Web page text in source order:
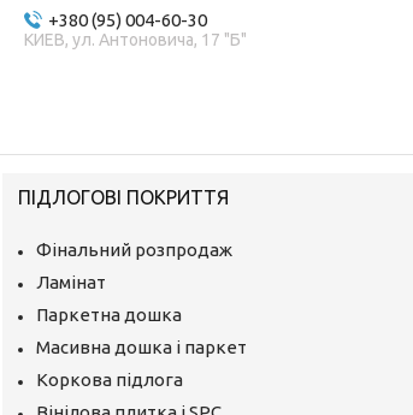
+380 (95) 004-60-30
КИЕВ, ул. Антоновича, 17 "Б"
ПІДЛОГОВІ ПОКРИТТЯ
Фінальний розпродаж
Ламінат
Паркетна дошка
Масивна дошка і паркет
Коркова підлога